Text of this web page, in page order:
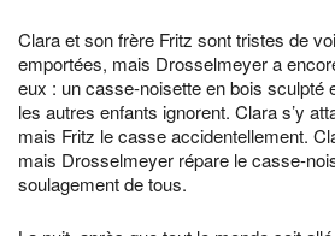
Clara et son frère Fritz sont tristes de
emportées, mais Drosselmeyer a
eux : un casse-noisette en bois sculpté
les autres enfants ignorent. Clara s’y
mais Fritz le casse accidentellement.
mais Drosselmeyer répare le casse-
soulagement de tous.